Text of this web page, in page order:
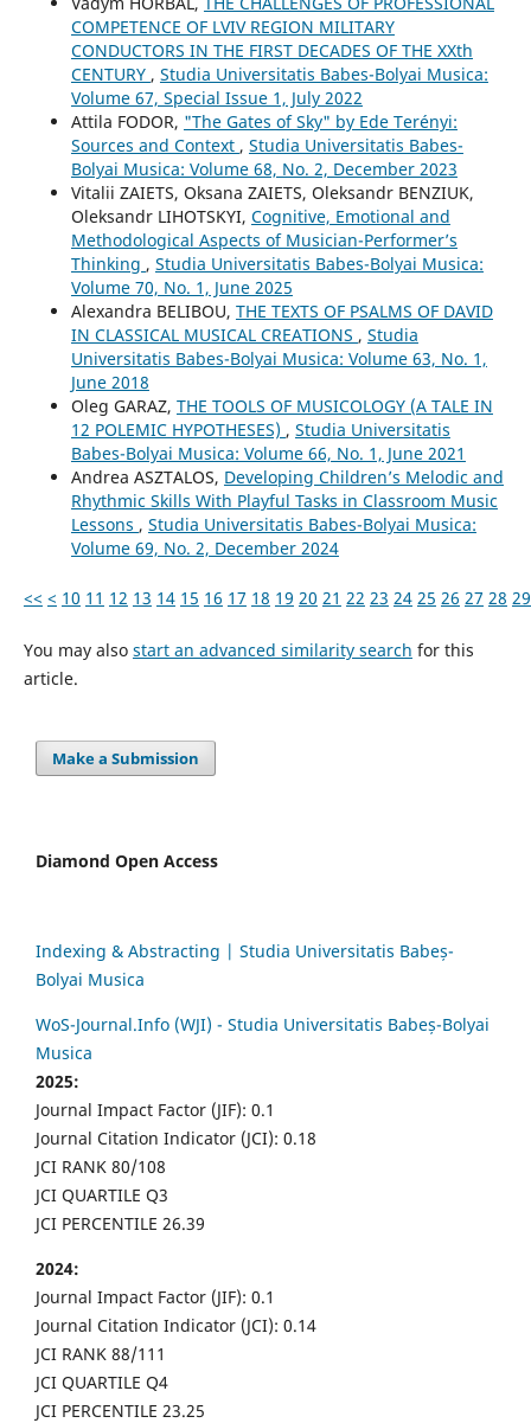
COMPETENCE OF LVIV REGION MILITARY
CONDUCTORS IN THE FIRST DECADES OF THE XXth
CENTURY , Studia Universitatis Babes-Bolyai Musica:
Volume 67, Special Issue 1, July 2022
Attila FODOR, "The Gates of Sky" by Ede Terényi:
Sources and Context , Studia Universitatis Babes-
Bolyai Musica: Volume 68, No. 2, December 2023
Vitalіi ZAIETS, Oksana ZAIETS, Oleksandr BENZIUK,
Oleksandr LIHOTSKYI, Cognitive, Emotional and
Methodological Aspects of Musician-Performer’s
Thinking , Studia Universitatis Babes-Bolyai Musica:
Volume 70, No. 1, June 2025
Alexandra BELIBOU, THE TEXTS OF PSALMS OF DAVID
IN CLASSICAL MUSICAL CREATIONS , Studia
Universitatis Babes-Bolyai Musica: Volume 63, No. 1,
June 2018
Oleg GARAZ, THE TOOLS OF MUSICOLOGY (A TALE IN
12 POLEMIC HYPOTHESES) , Studia Universitatis
Babes-Bolyai Musica: Volume 66, No. 1, June 2021
Andrea ASZTALOS, Developing Children’s Melodic and
Rhythmic Skills With Playful Tasks in Classroom Music
Lessons , Studia Universitatis Babes-Bolyai Musica:
Volume 69, No. 2, December 2024
<< < 10 11 12 13 14 15 16 17 18 19 20 21 22 23 24 25 26 27 28 29
You may also start an advanced similarity search for this
article.
Make a Submission
Diamond Open Access
Indexing & Abstracting | Studia Universitatis Babeș-
Bolyai Musica
WoS-Journal.Info (WJI) - Studia Universitatis Babeș-Bolyai
Musica
2025:
Journal Impact Factor (JIF): 0.1
Journal Citation Indicator (JCI): 0.18
JCI RANK 80/108
JCI QUARTILE Q3
JCI PERCENTILE 26.39
2024:
Journal Impact Factor (JIF): 0.1
Journal Citation Indicator (JCI): 0.14
JCI RANK 88/111
JCI QUARTILE Q4
JCI PERCENTILE 23.25